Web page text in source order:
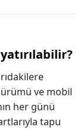
ve mobil
her günü
tapu